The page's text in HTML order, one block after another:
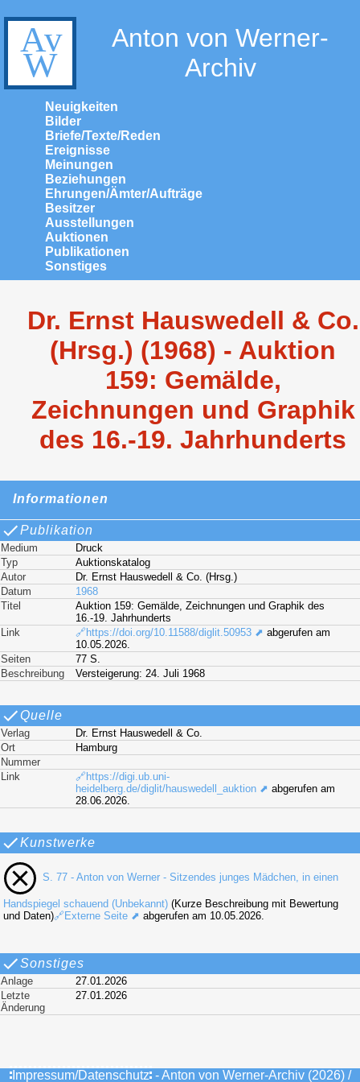
Anton von Werner-
Archiv
Neuigkeiten
Bilder
Briefe/Texte/Reden
Ereignisse
Meinungen
Beziehungen
Ehrungen/Ämter/Aufträge
Besitzer
Ausstellungen
Auktionen
Publikationen
Sonstiges
Dr. Ernst Hauswedell & Co.
(Hrsg.) (1968) - Auktion
159: Gemälde,
Zeichnungen und Graphik
des 16.-19. Jahrhunderts
Informationen
Publikation
Medium
Druck
Typ
Auktionskatalog
Autor
Dr. Ernst Hauswedell & Co. (Hrsg.)
Datum
1968
Titel
Auktion 159: Gemälde, Zeichnungen und Graphik des
16.-19. Jahrhunderts
Link
🔗https://doi.org/10.11588/diglit.50953 ⬈ abgerufen am
10.05.2026.
Seiten
77 S.
Beschreibung
Versteigerung: 24. Juli 1968
Quelle
Verlag
Dr. Ernst Hauswedell & Co.
Ort
Hamburg
Nummer
Link
🔗https://digi.ub.uni-
heidelberg.de/diglit/hauswedell_auktion ⬈ abgerufen am
28.06.2026.
Kunstwerke
S. 77 - Anton von Werner - Sitzendes junges Mädchen, in einen
Handspiegel schauend (Unbekannt) (Kurze Beschreibung mit Bewertung
und Daten)🔗Externe Seite ⬈ abgerufen am 10.05.2026.
Sonstiges
Anlage
27.01.2026
Letzte
Änderung
27.01.2026
Impressum/Datenschutz- Anton von Werner-Archiv (2026) /